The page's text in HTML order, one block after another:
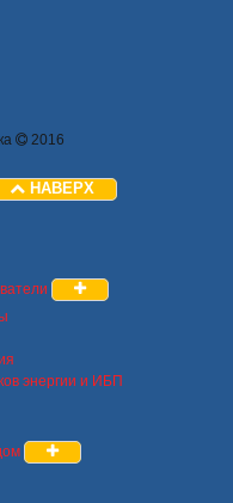
2016
НАВЕРХ
энергии и ИБП